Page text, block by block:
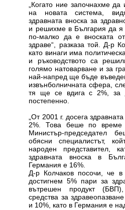
„Когато ние започнахме
на новата система,
здравната вноска за
и решихме в България да я
по-малко да е вноската
здраве“, разказа той. Д-р
като винаги има
и ръководството са
голямо натоварване и за
най-напред ще бъде
извънболничната сфера,
тя ще се вдига с 2%, за
постепенно.
„От 2001 г. досега
2%. Това беше по време
Министър-председател
обясни специалистът,
народен представител,
здравната вноска в
Германия е 16%.
Д-р Колчаков посочи, че
достигнем 5% пари за
вътрешен продукт
средства за
и 10%, като в Германия е